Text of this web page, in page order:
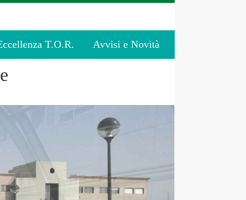
T.O.R. Avvisi e Novità